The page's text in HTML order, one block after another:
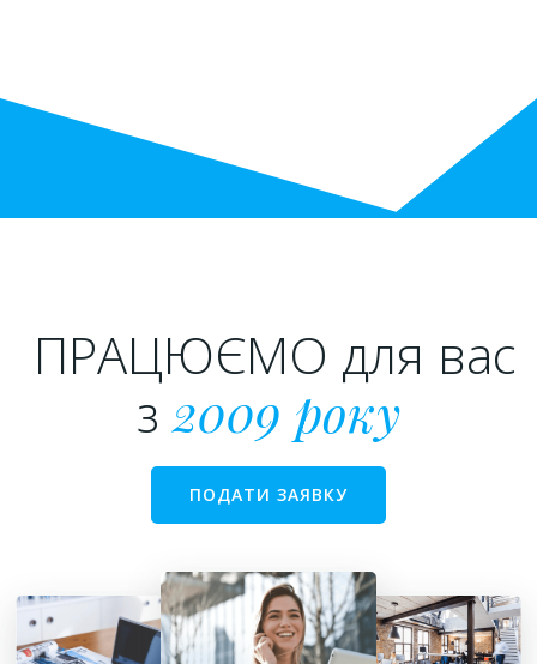
ПРАЦЮЄМО для вас
з2009 року
ПОДАТИ ЗАЯВКУ